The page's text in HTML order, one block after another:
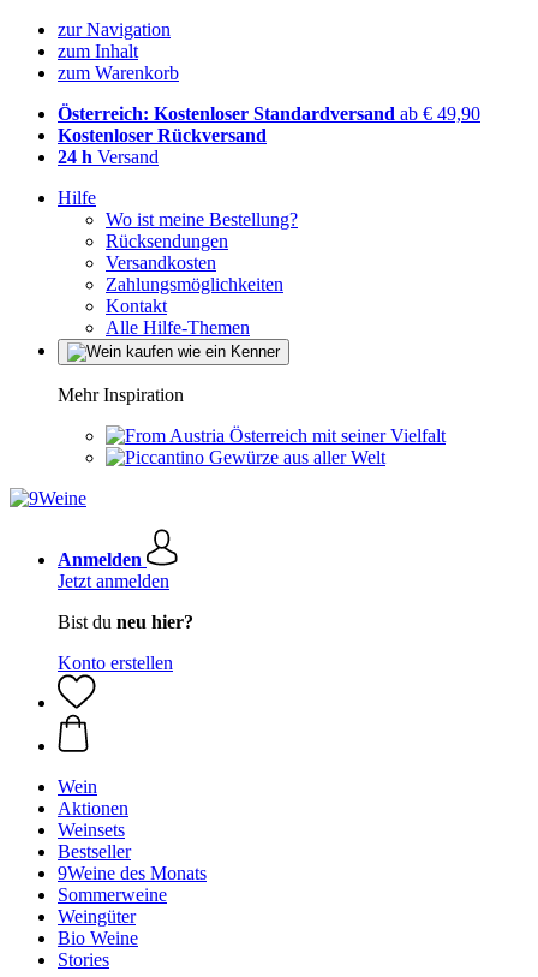
zur Navigation
zum Inhalt
zum Warenkorb
Österreich: Kostenloser Standardversand ab € 49,90
Kostenloser Rückversand
24 h Versand
Hilfe
Wo ist meine Bestellung?
Rücksendungen
Versandkosten
Zahlungsmöglichkeiten
Kontakt
Alle Hilfe-Themen
Mehr Inspiration
Österreich mit seiner Vielfalt
Gewürze aus aller Welt
Anmelden
Jetzt anmelden
Bist du neu hier?
Konto erstellen
Wein
Aktionen
Weinsets
Bestseller
9Weine des Monats
Sommerweine
Weingüter
Bio Weine
Stories